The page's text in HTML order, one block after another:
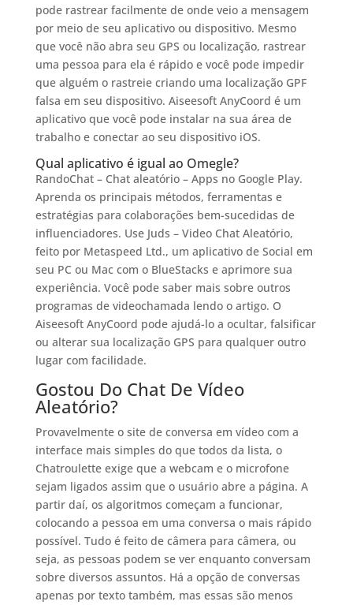
pode rastrear facilmente de onde veio a mensagem
por meio de seu aplicativo ou dispositivo. Mesmo
que você não abra seu GPS ou localização, rastrear
uma pessoa para ela é rápido e você pode impedir
que alguém o rastreie criando uma localização GPF
falsa em seu dispositivo. Aiseesoft AnyCoord é um
aplicativo que você pode instalar na sua área de
trabalho e conectar ao seu dispositivo iOS.
Qual aplicativo é igual ao Omegle?
RandoChat – Chat aleatório – Apps no Google Play.
Aprenda os principais métodos, ferramentas e
estratégias para colaborações bem-sucedidas de
influenciadores. Use Juds – Video Chat Aleatório,
feito por Metaspeed Ltd., um aplicativo de Social em
seu PC ou Mac com o BlueStacks e aprimore sua
experiência. Você pode saber mais sobre outros
programas de videochamada lendo o artigo. O
Aiseesoft AnyCoord pode ajudá-lo a ocultar, falsificar
ou alterar sua localização GPS para qualquer outro
lugar com facilidade.
Gostou Do Chat De Vídeo
Aleatório?
Provavelmente o site de conversa em vídeo com a
interface mais simples do que todos da lista, o
Chatroulette exige que a webcam e o microfone
sejam ligados assim que o usuário abre a página. A
partir daí, os algoritmos começam a funcionar,
colocando a pessoa em uma conversa o mais rápido
possível. Tudo é feito de câmera para câmera, ou
seja, as pessoas podem se ver enquanto conversam
sobre diversos assuntos. Há a opção de conversas
apenas por texto também, mas essas são menos